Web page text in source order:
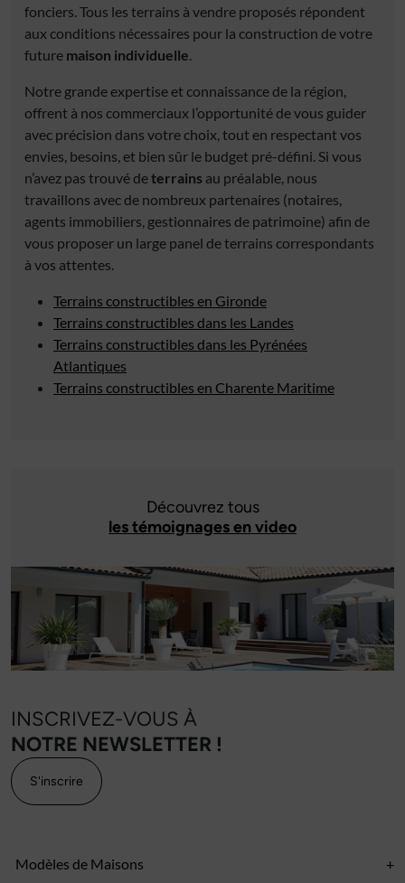
fonciers. Tous les terrains à vendre proposés répondent
aux conditions nécessaires pour la construction de votre
future maison individuelle.
Notre grande expertise et connaissance de la région,
offrent à nos commerciaux l’opportunité de vous guider
avec précision dans votre choix, tout en respectant vos
envies, besoins, et bien sûr le budget pré-défini. Si vous
n’avez pas trouvé deterrains au préalable, nous
travaillons avec de nombreux partenaires (notaires,
agents immobiliers, gestionnaires de patrimoine) afin de
vous proposer un large panel de terrains correspondants
à vos attentes.
Terrains constructibles en Gironde
Terrains constructibles dans les Landes
Terrains constructibles dans les Pyrénées
Atlantiques
Terrains constructibles en Charente Maritime
Découvrez tous
les témoignages en video
INSCRIVEZ-VOUS À
NOTRE NEWSLETTER !
S'inscrire
Modèles de Maisons